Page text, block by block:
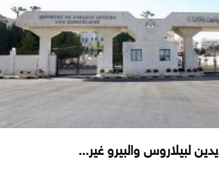
لبيلاروس والبيرو غير...